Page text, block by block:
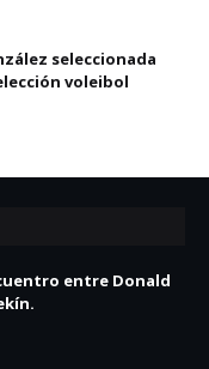
seleccionada
voleibol
entre Donald